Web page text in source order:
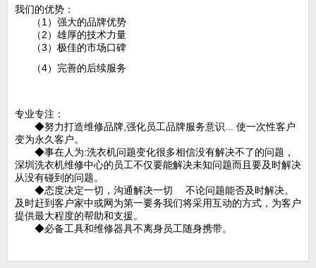
我们的优势：
（1）强大的品牌优势
（2）雄厚的技术力量
（3）极佳的市场口碑
（4）完善的后续服务
专业专注：
◆努力打造维修品牌,强化员工品牌服务意识... 使一次性客户
变为永久客户。
◆事在人为:洗衣机问题变化很多相信没有解决不了的问题，
深圳洗衣机维修中心的员工不仅要能解决未知问题而且要及时解决
从没有碰到的问题。
◆态度决定一切，沟通解决一切 不论问题能否及时解决。
及时赶到客户家中或网为第一要务我们将采用互动的方式，为客户
提供最大程度的帮助和支援。
◆必备工具和维修器具不离身员工随身携带。